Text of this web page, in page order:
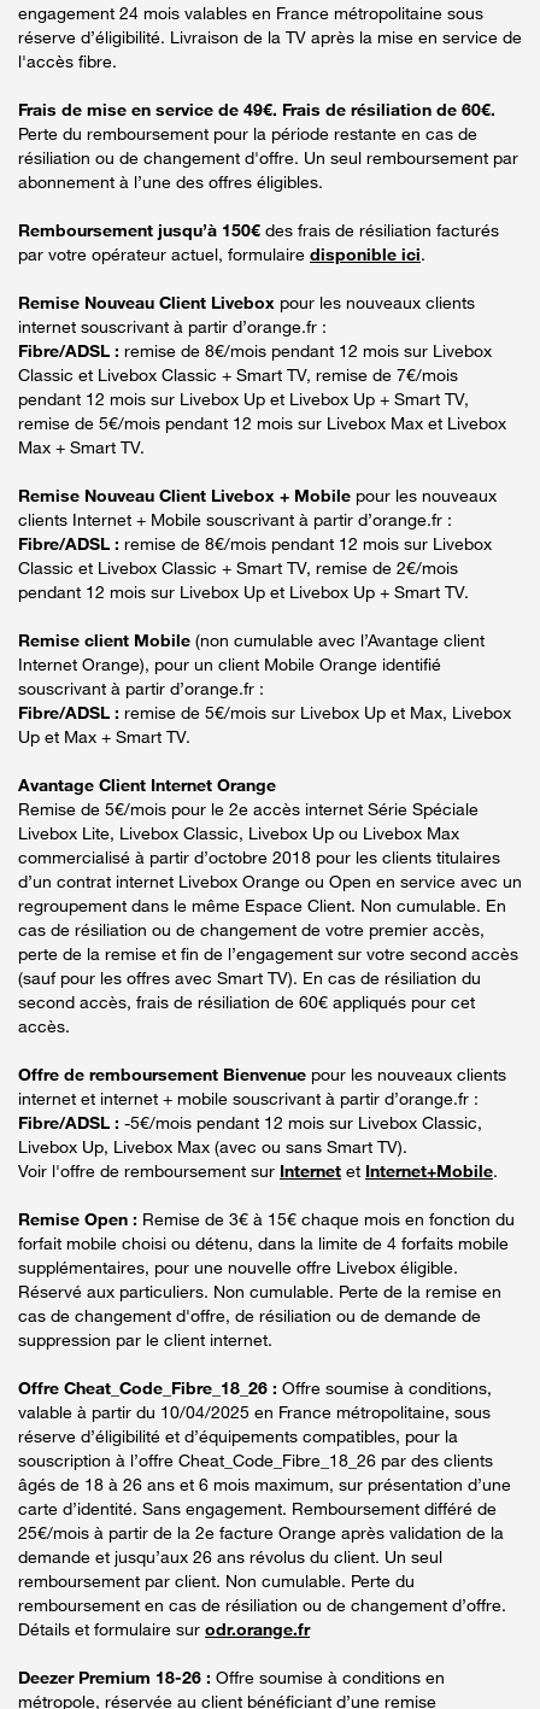
engagement 24 mois valables en France métropolitaine sous
réserve d’éligibilité. Livraison de la TV après la mise en service de
l'accès fibre.
Frais de mise en service de 49€. Frais de résiliation de 60€.
Perte du remboursement pour la période restante en cas de
résiliation ou de changement d'offre. Un seul remboursement par
abonnement à l’une des offres éligibles.
Remboursement jusqu’à 150€ des frais de résiliation facturés
par votre opérateur actuel, formulaire disponible ici.
Remise Nouveau Client Livebox pour les nouveaux clients
internet souscrivant à partir d’orange.fr :
Fibre/ADSL : remise de 8€/mois pendant 12 mois sur Livebox
Classic et Livebox Classic + Smart TV, remise de 7€/mois
pendant 12 mois sur Livebox Up et Livebox Up + Smart TV,
remise de 5€/mois pendant 12 mois sur Livebox Max et Livebox
Max + Smart TV.
Remise Nouveau Client Livebox + Mobile pour les nouveaux
clients Internet + Mobile souscrivant à partir d’orange.fr :
Fibre/ADSL : remise de 8€/mois pendant 12 mois sur Livebox
Classic et Livebox Classic + Smart TV, remise de 2€/mois
pendant 12 mois sur Livebox Up et Livebox Up + Smart TV.
Remise client Mobile (non cumulable avec l’Avantage client
Internet Orange), pour un client Mobile Orange identifié
souscrivant à partir d’orange.fr :
Fibre/ADSL : remise de 5€/mois sur Livebox Up et Max, Livebox
Up et Max + Smart TV.
Avantage Client Internet Orange
Remise de 5€/mois pour le 2e accès internet Série Spéciale
Livebox Lite, Livebox Classic, Livebox Up ou Livebox Max
commercialisé à partir d’octobre 2018 pour les clients titulaires
d’un contrat internet Livebox Orange ou Open en service avec un
regroupement dans le même Espace Client. Non cumulable. En
cas de résiliation ou de changement de votre premier accès,
perte de la remise et fin de l’engagement sur votre second accès
(sauf pour les offres avec Smart TV). En cas de résiliation du
second accès, frais de résiliation de 60€ appliqués pour cet
accès.
Offre de remboursement Bienvenue pour les nouveaux clients
internet et internet + mobile souscrivant à partir d’orange.fr :
Fibre/ADSL : -5€/mois pendant 12 mois sur Livebox Classic,
Livebox Up, Livebox Max (avec ou sans Smart TV).
Voir l'offre de remboursement sur Internet et Internet+Mobile.
Remise Open : Remise de 3€ à 15€ chaque mois en fonction du
forfait mobile choisi ou détenu, dans la limite de 4 forfaits mobile
supplémentaires, pour une nouvelle offre Livebox éligible.
Réservé aux particuliers. Non cumulable. Perte de la remise en
cas de changement d'offre, de résiliation ou de demande de
suppression par le client internet.
Offre Cheat_Code_Fibre_18_26 : Offre soumise à conditions,
valable à partir du 10/04/2025 en France métropolitaine, sous
réserve d’éligibilité et d’équipements compatibles, pour la
souscription à l’offre Cheat_Code_Fibre_18_26 par des clients
âgés de 18 à 26 ans et 6 mois maximum, sur présentation d’une
carte d’identité. Sans engagement. Remboursement différé de
25€/mois à partir de la 2e facture Orange après validation de la
demande et jusqu’aux 26 ans révolus du client. Un seul
remboursement par client. Non cumulable. Perte du
remboursement en cas de résiliation ou de changement d’offre.
Détails et formulaire sur odr.orange.fr
Deezer Premium 18-26 : Offre soumise à conditions en
métropole, réservée au client bénéficiant d’une remise